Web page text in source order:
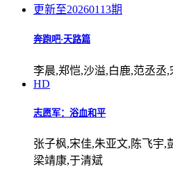
更新至20260113期
奔跑吧·天路篇
李晨,郑恺,沙溢,白鹿,范丞丞
HD
志愿军：浴血和平
张子枫,宋佳,朱亚文,陈飞宇,
梁靖康,于清斌